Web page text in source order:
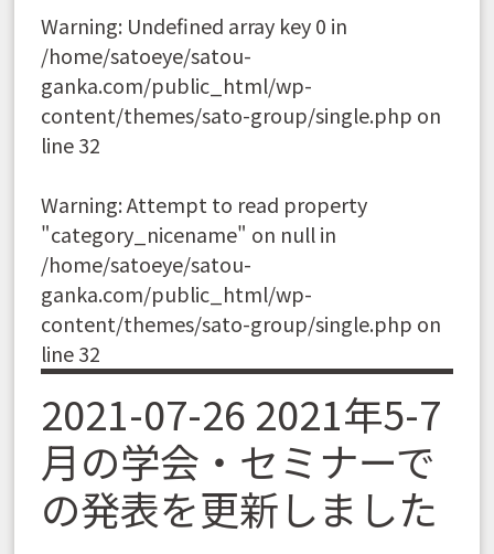
Warning: Undefined array key 0 in
/home/satoeye/satou-
ganka.com/public_html/wp-
content/themes/sato-group/single.php on
line32
Warning: Attempt to read property
"category_nicename" on null in
/home/satoeye/satou-
ganka.com/public_html/wp-
content/themes/sato-group/single.php on
line32
2021-07-26 2021年5-7
月の学会・セミナーで
の発表を更新しました